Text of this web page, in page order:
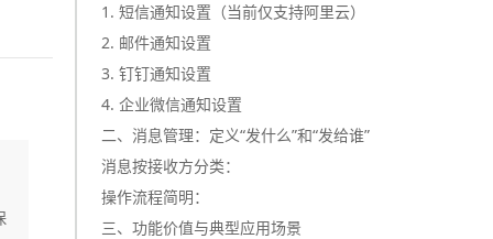
1. 短信通知设置（当前仅支持阿里云）
2. 邮件通知设置
3. 钉钉通知设置
4. 企业微信通知设置
二、消息管理：定义“发什么”和“发给谁”
消息按接收方分类：
操作流程简明：
三、功能价值与典型应用场景